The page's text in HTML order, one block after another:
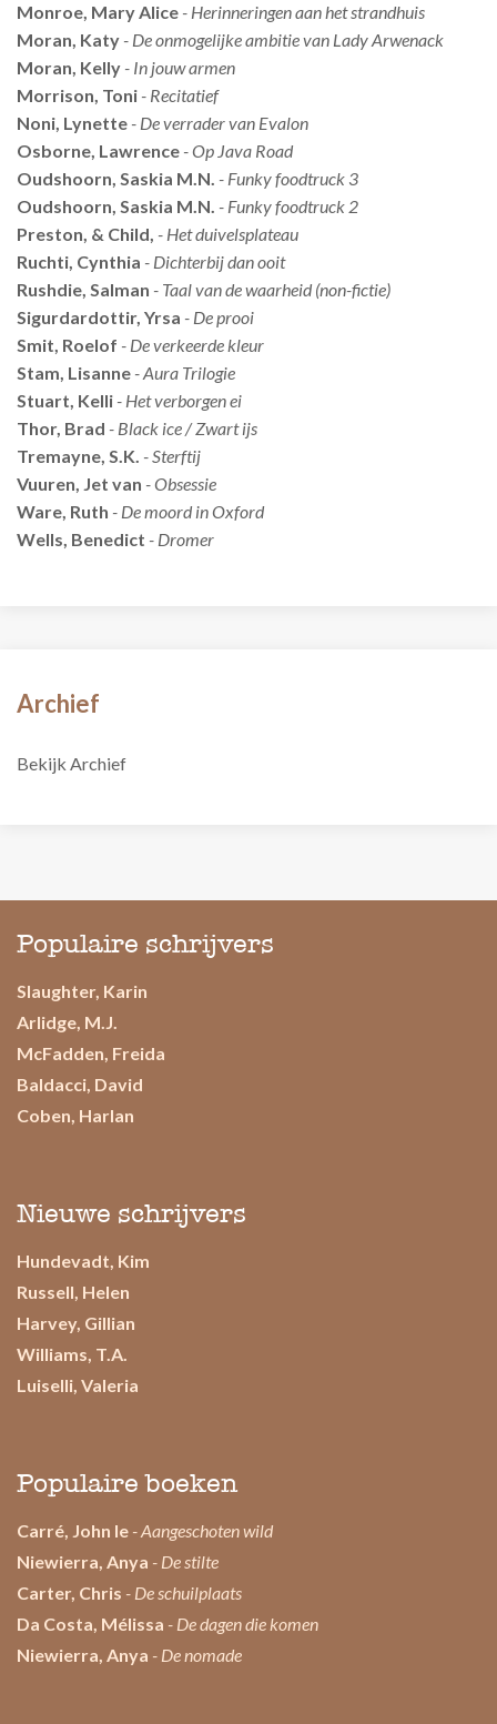
Monroe, Mary Alice - Herinneringen aan het strandhuis
Moran, Katy - De onmogelijke ambitie van Lady Arwenack
Moran, Kelly - In jouw armen
Morrison, Toni - Recitatief
Noni, Lynette - De verrader van Evalon
Osborne, Lawrence - Op Java Road
Oudshoorn, Saskia M.N. - Funky foodtruck 3
Oudshoorn, Saskia M.N. - Funky foodtruck 2
Preston, & Child, - Het duivelsplateau
Ruchti, Cynthia - Dichterbij dan ooit
Rushdie, Salman - Taal van de waarheid (non-fictie)
Sigurdardottir, Yrsa - De prooi
Smit, Roelof - De verkeerde kleur
Stam, Lisanne - Aura Trilogie
Stuart, Kelli - Het verborgen ei
Thor, Brad - Black ice / Zwart ijs
Tremayne, S.K. - Sterftij
Vuuren, Jet van - Obsessie
Ware, Ruth - De moord in Oxford
Wells, Benedict - Dromer
Archief
Bekijk Archief
Populaire schrijvers
Slaughter, Karin
Arlidge, M.J.
McFadden, Freida
Baldacci, David
Coben, Harlan
Nieuwe schrijvers
Hundevadt, Kim
Russell, Helen
Harvey, Gillian
Williams, T.A.
Luiselli, Valeria
Populaire boeken
Carré, John le - Aangeschoten wild
Niewierra, Anya - De stilte
Carter, Chris - De schuilplaats
Da Costa, Mélissa - De dagen die komen
Niewierra, Anya - De nomade